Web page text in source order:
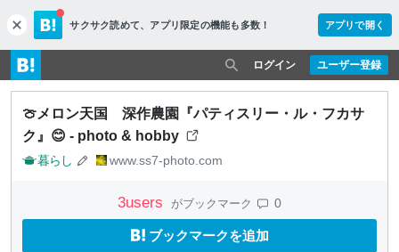
c
l
o
s
e
サクサク読めて、 アプリ限定の機能も多数！ アプリで開く
ユーザー登録
ログイン
🍈メロン天国 深作農園『パティスリー・ル・フカサ
ク』😊 - photo & hobby
暮らし www.ss7-photo.com
3users がブックマーク 0
ブックマークを追加